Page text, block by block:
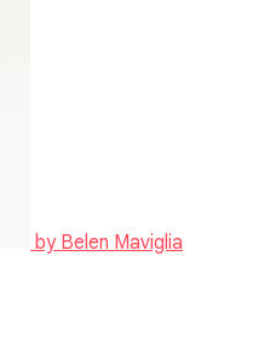
by Belen Maviglia